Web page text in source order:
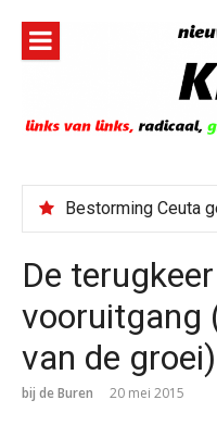
inhoud
De
vooruitgang
van de groei)
bij de Buren 20 mei 2015